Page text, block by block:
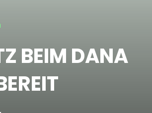
BEIM DANA